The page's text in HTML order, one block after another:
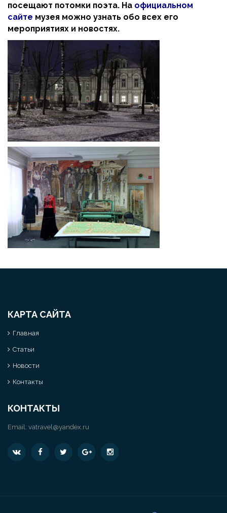
посещают потомки поэта. На официальном
сайте музея можно узнать обо всех его
мероприятиях и новостях.
КАРТА САЙТА
Главная
Статьи
Новости
Контакты
КОНТАКТЫ
Email: vatravel@yandex.ru